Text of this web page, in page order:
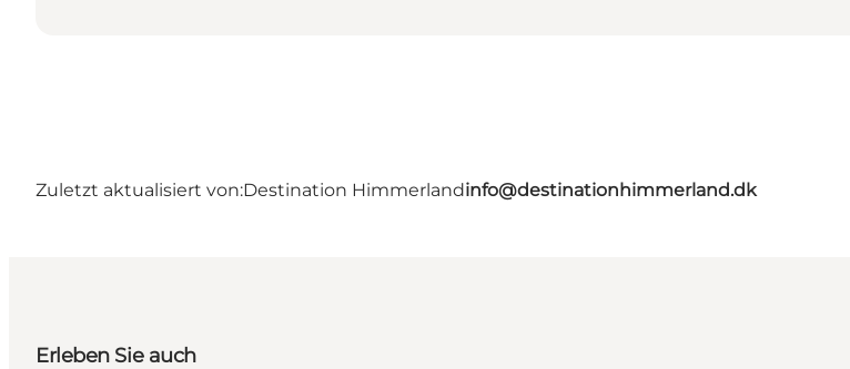
Zuletzt aktualisiert von:Destination Himmerlandinfo@destinationhimmerland.dk
Erleben Sie auch